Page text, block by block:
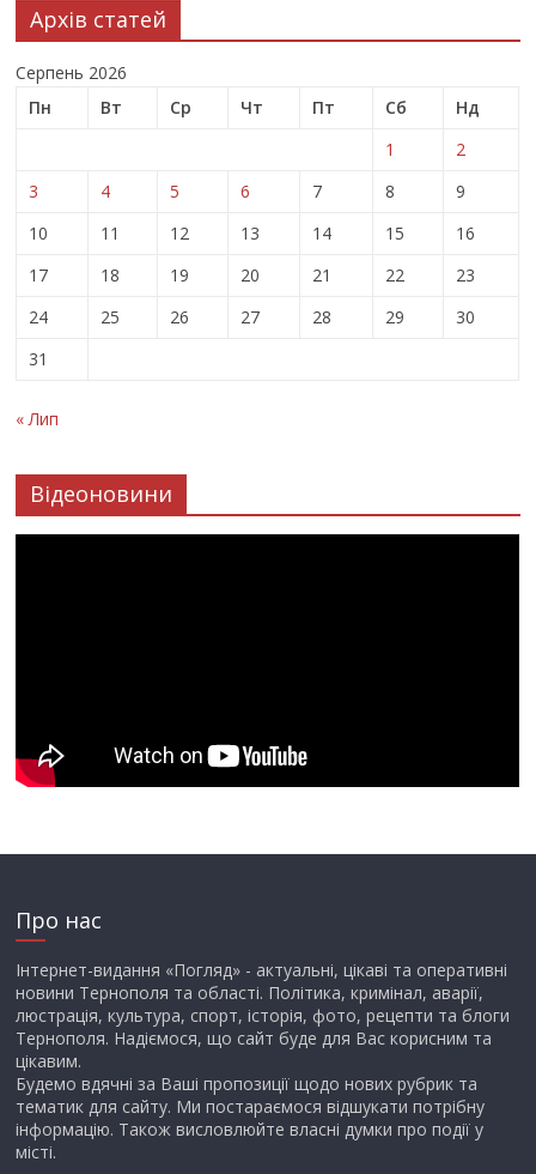
Архів статей
Серпень 2026
Пн
Вт Ср Чт Пт Сб
Нд
1
2
3
4 5 6 7 8
9
10
11 12 13 14 15
16
17
18 19 20 21 22
23
24
25 26 27 28 29
30
31
« Лип
Відеоновини
Про нас
Інтернет-видання «Погляд» - актуальні, цікаві та оперативні
новини Тернополя та області. Політика, кримінал, аварії,
люстрація, культура, спорт, історія, фото, рецепти та блоги
Тернополя. Надіємося, що сайт буде для Вас корисним та
цікавим.
Будемо вдячні за Ваші пропозиції щодо нових рубрик та
тематик для сайту. Ми постараємося відшукати потрібну
інформацію. Також висловлюйте власні думки про події у
місті.